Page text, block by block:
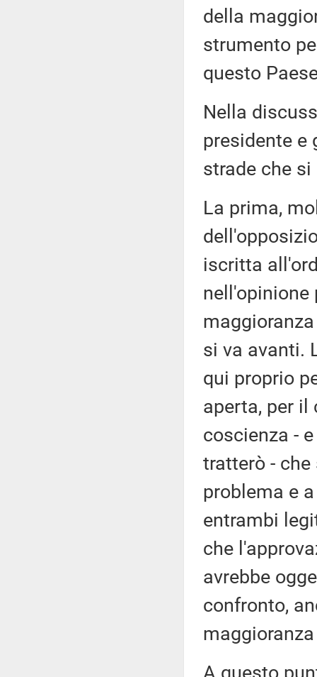
della
strumento
questo
Nella
presidente e
strade che
La prima,
iscritta
si va avanti.
qui proprio
aperta, per il
coscienza -
tratterò -
problema e
entrambi
che
avrebbe
confronto,